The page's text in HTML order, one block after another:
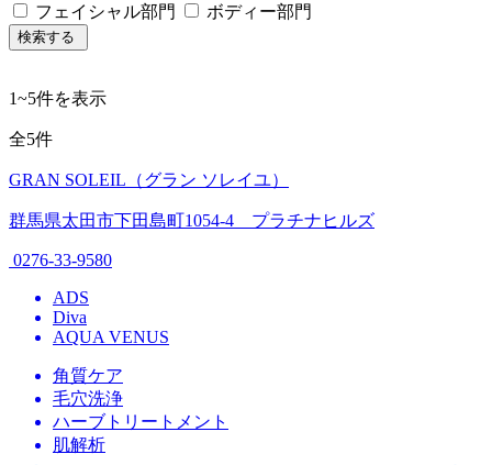
フェイシャル部門 ボディー部門
検索する
1~5件を表示
全5件
GRAN SOLEIL（グラン ソレイユ）
群馬県太田市下田島町1054-4 プラチナヒルズ
0276-33-9580
ADS
Diva
AQUA VENUS
角質ケア
毛穴洗浄
ハーブトリートメント
肌解析